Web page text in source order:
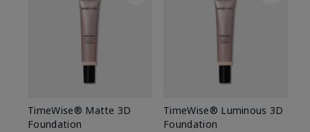
TimeWise® Matte 3D
Foundation
TimeWise® Luminous 3D
Foundation